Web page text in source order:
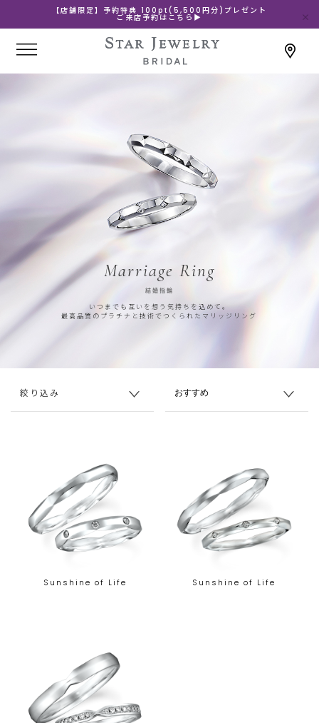
【店舗限定】予約特典 100pt(5,500円分)プレゼント
ご来店予約はこちら▶
Marriage Ring
結婚指輪
いつまでも互いを想う気持ちを込めて。
最高品質のプラチナと技術でつくられたマリッジリング
絞り込み
Sunshine of Life Sunshine of Life